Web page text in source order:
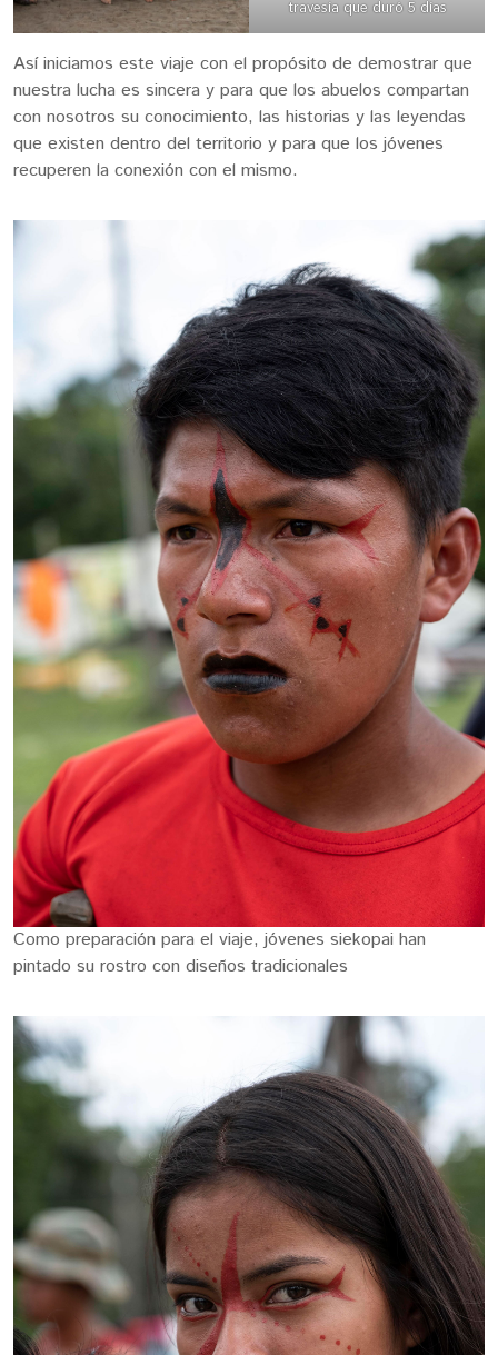
travesía que duró 5 días
Así iniciamos este viaje con el propósito de demostrar que
nuestra lucha es sincera y para que los abuelos compartan
con nosotros su conocimiento, las historias y las leyendas
que existen dentro del territorio y para que los jóvenes
recuperen la conexión con el mismo.
Como preparación para el viaje, jóvenes siekopai han
pintado su rostro con diseños tradicionales